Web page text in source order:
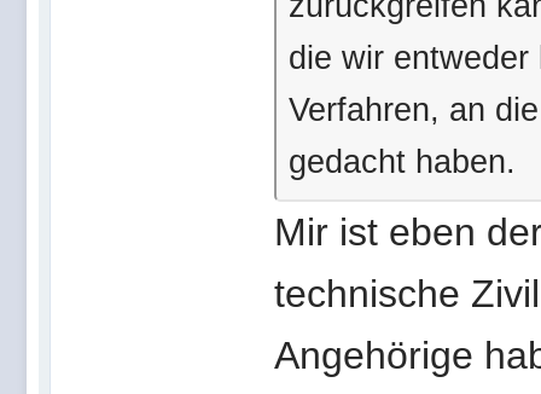
die wir
Verfahren, an
gedacht haben.
Mir ist eben
technische
Angehörige